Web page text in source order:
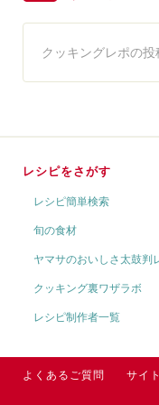
クッキングレポの
レシピをさがす
レシピ簡単検索
旬の食材
ヤマサのおいしさ太鼓判
クッキング裏ワザラボ
レシピ制作者一覧
よくあるご質問 サイ